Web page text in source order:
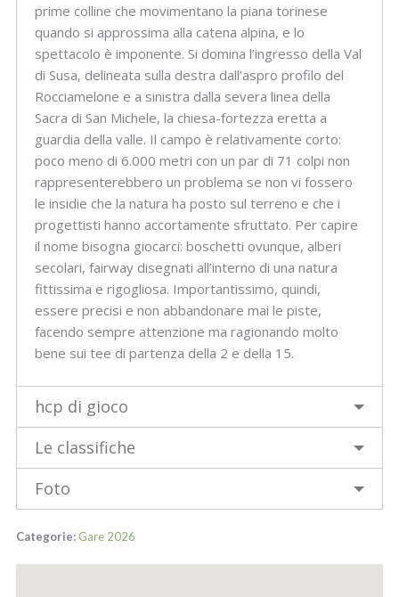
prime colline che movimentano la piana torinese
quando si approssima alla catena alpina, e lo
spettacolo è imponente. Si domina l’ingresso della Val
di Susa, delineata sulla destra dall’aspro profilo del
Rocciamelone e a sinistra dalla severa linea della
Sacra di San Michele, la chiesa-fortezza eretta a
guardia della valle. Il campo è relativamente corto:
poco meno di 6.000 metri con un par di 71 colpi non
rappresenterebbero un problema se non vi fossero
le insidie che la natura ha posto sul terreno e che i
progettisti hanno accortamente sfruttato. Per capire
il nome bisogna giocarci: boschetti ovunque, alberi
secolari, fairway disegnati all’interno di una natura
fittissima e rigogliosa. Importantissimo, quindi,
essere precisi e non abbandonare mai le piste,
facendo sempre attenzione ma ragionando molto
bene sui tee di partenza della 2 e della 15.
hcp di gioco
Le classifiche
Foto
Categorie: Gare 2026